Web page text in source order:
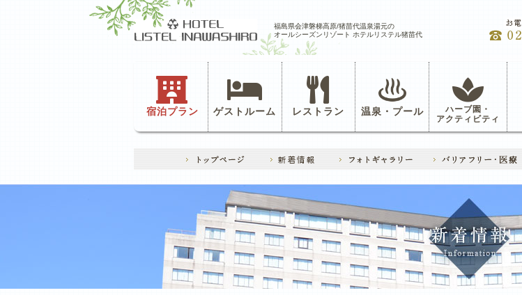
福島県会津磐梯高原/猪苗代温泉湯元の
オールシーズンリゾート ホテルリステル猪苗代
宿泊プラン ゲストルーム レストラン 温泉・プール ハーブ園・
アクティビティ